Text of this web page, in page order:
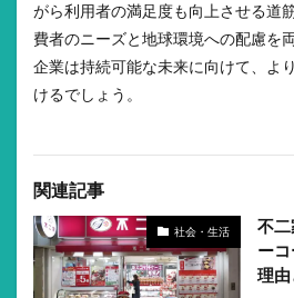
がら利用者の満足度も向上させる道
費者のニーズと地球環境への配慮を
企業は持続可能な未来に向けて、よ
けるでしょう。
関連記事
社会・生活
不二
ー
理由